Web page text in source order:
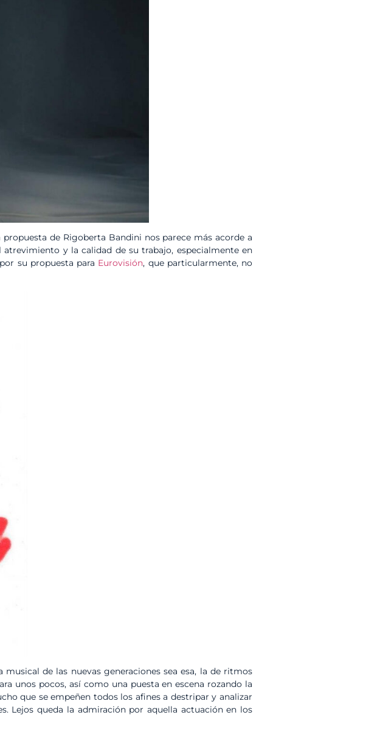
de Rigoberta Bandini nos parece más acorde a
y la calidad de su trabajo, especialmente en
su propuesta para Eurovisión, que particularmente, no
de las nuevas generaciones sea esa, la de ritmos
unos pocos, así como una puesta en escena rozando la
que se empeñen todos los afines a destripar y analizar
Lejos queda la admiración por aquella actuación en los